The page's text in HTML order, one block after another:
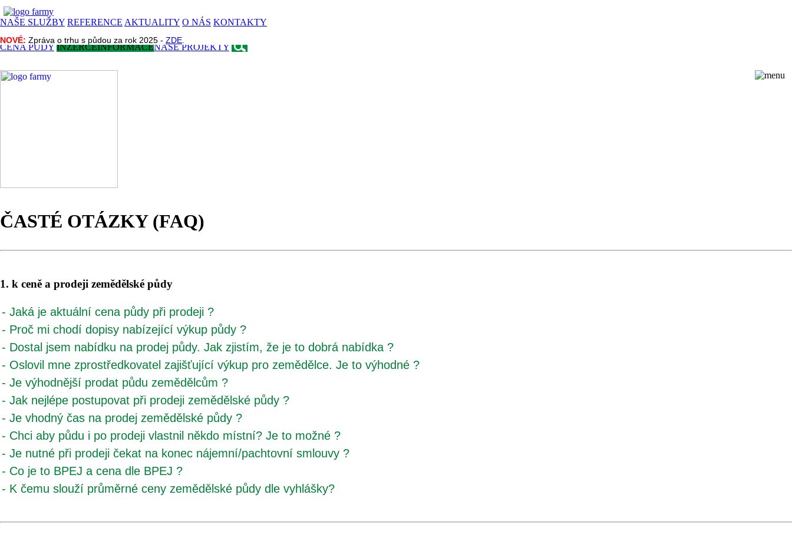
NAŠE SLUŽBY REFERENCE AKTUALITY O NÁS KONTAKTY
NOVÉ: Zpráva o trhu s půdou za rok 2025 - ZDE
CENA PŮDY INZERCEINFORMACENAŠE PROJEKTY
NOVÉ: Zpráva o trhu s půdou za rok 2025 - ZDE
ČASTÉ OTÁZKY (FAQ)
1. k ceně a prodeji zemědělské půdy
- Jaká je aktuální cena půdy při prodeji ?
- Proč mi chodí dopisy nabízející výkup půdy ?
- Dostal jsem nabídku na prodej půdy. Jak zjistím, že je to dobrá nabídka ?
- Oslovil mne zprostředkovatel zajišťující výkup pro zemědělce. Je to výhodné ?
- Je výhodnější prodat půdu zemědělcům ?
- Jak nejlépe postupovat při prodeji zemědělské půdy ?
- Je vhodný čas na prodej zemědělské půdy ?
- Chci aby půdu i po prodeji vlastnil někdo místní? Je to možné ?
- Je nutné při prodeji čekat na konec nájemní/pachtovní smlouvy ?
- Co je to BPEJ a cena dle BPEJ ?
- K čemu slouží průměrné ceny zemědělské půdy dle vyhlášky?